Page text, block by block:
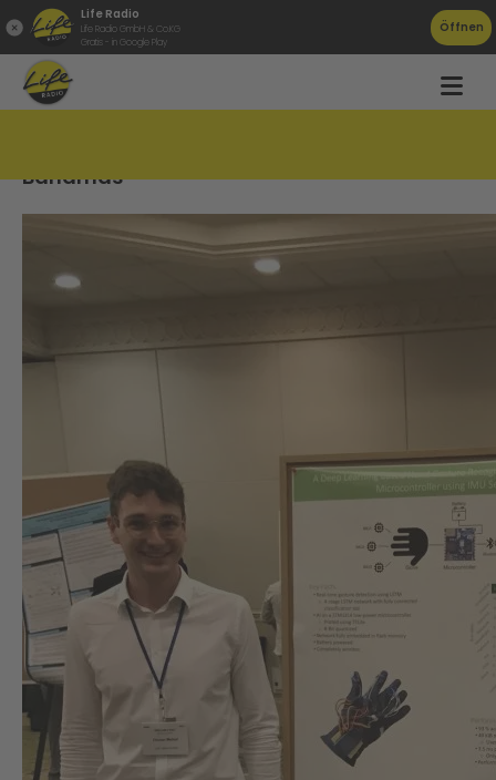
Life Radio
Life Radio GmbH & Co.KG
Gratis - in Google Play
Öffnen
Bahamas